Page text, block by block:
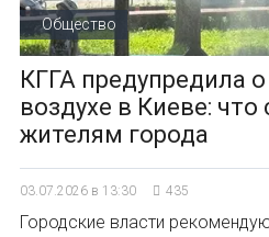
Общество
КГГА предупредила
воздухе в Киеве: что
жителям города
03.07.2026 в 13:30 435
Городские власти